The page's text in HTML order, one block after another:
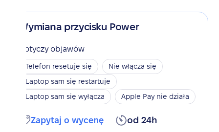
Wymiana przycisku Power
Dotyczy objawów
Telefon resetuje się
Nie włącza się
Laptop sam się restartuje
Laptop sam się wyłącza
Apple Pay nie działa
Zapytaj o wycenę od 24h